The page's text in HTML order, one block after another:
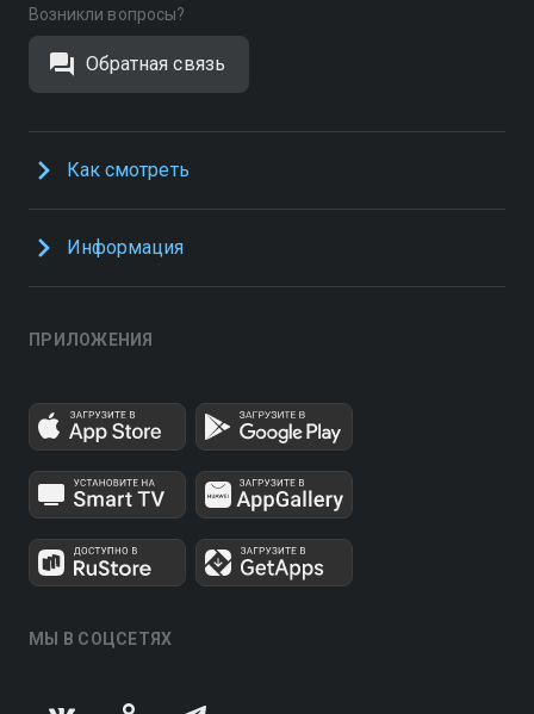
Возникли вопросы?
Обратная связь
Как смотреть
Информация
ПРИЛОЖЕНИЯ
МЫ В СОЦСЕТЯХ